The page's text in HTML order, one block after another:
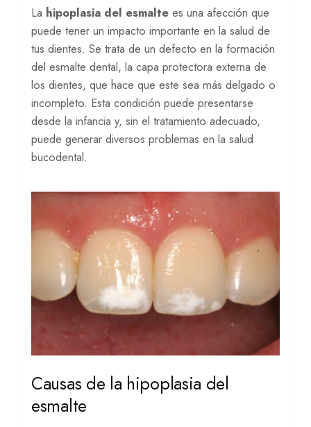
Sedación consciente
La hipoplasia del esmalte es una afección que
puede tener un impacto importante en la salud de
tus dientes. Se trata de un defecto en la formación
del esmalte dental, la capa protectora externa de
los dientes, que hace que este sea más delgado o
incompleto. Esta condición puede presentarse
desde la infancia y, sin el tratamiento adecuado,
puede generar diversos problemas en la salud
bucodental.
Causas de la hipoplasia del
esmalte